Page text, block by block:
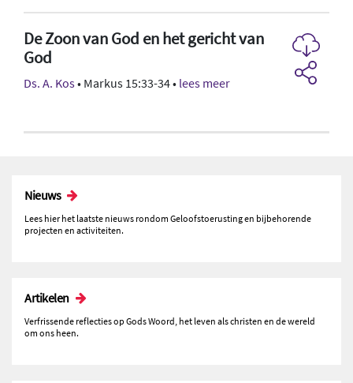
De Zoon van God en het gericht van
God
Ds. A. Kos• Markus 15:33-34 • lees meer
Nieuws
Lees hier het laatste nieuws rondom Geloofstoerusting en bijbehorende
projecten en activiteiten.
Artikelen
Verfrissende reflecties op Gods Woord, het leven als christen en de wereld
om ons heen.